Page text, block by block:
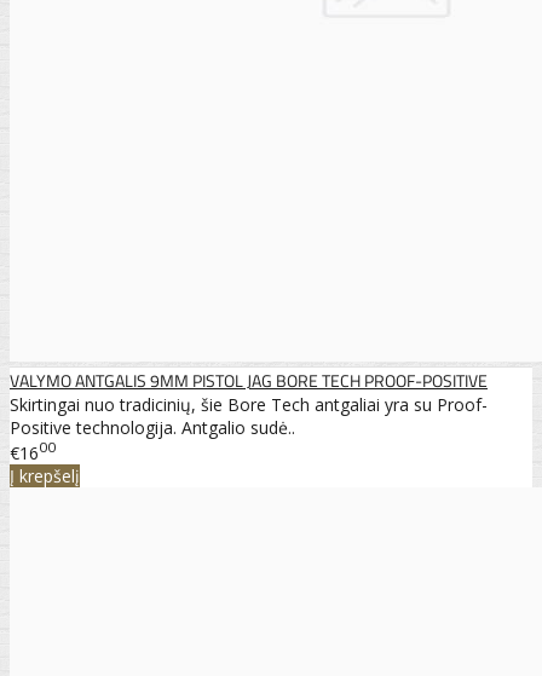
VALYMO ANTGALIS 9MM PISTOL JAG BORE TECH PROOF-POSITIVE
Skirtingai nuo tradicinių, šie Bore Tech antgaliai yra su Proof-
Positive technologija. Antgalio sudė..
€1600
Į krepšelį